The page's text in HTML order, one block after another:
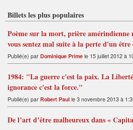
Billets les plus populaires
Poème sur la mort, prière amérindienne
vous sentez mal suite à la perte d'un être
Publié(e) par Dominique Prime le 15 juillet 2012 à
1984: "La guerre c'est la paix. La
ignorance c'est la force."
Publié(e) par Robert Paul le 3 novembre 2013 à
De l’art d’être malheureux dans «